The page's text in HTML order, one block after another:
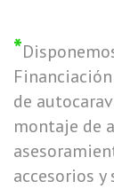
*
de
montaje de
accesorios